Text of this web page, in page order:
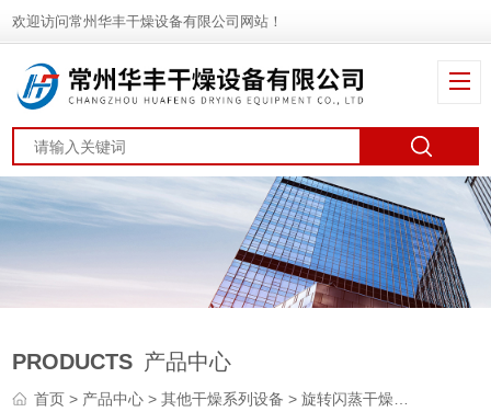
欢迎访问常州华丰干燥设备有限公司网站！
PRODUCTS 产品中心
首页> 产品中心 >其他干燥系列设备 >旋转闪蒸干燥机